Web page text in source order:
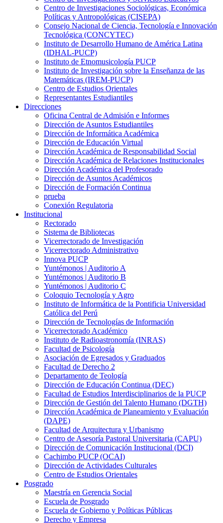
Centro de Investigaciones Sociológicas, Económica
Políticas y Antropológicas (CISEPA)
Consejo Nacional de Ciencia, Tecnología e Innovación
Tecnológica (CONCYTEC)
Instituto de Desarrollo Humano de América Latina
(IDHAL-PUCP)
Instituto de Etnomusicología PUCP
Instituto de Investigación sobre la Enseñanza de las
Matemáticas (IREM-PUCP)
Centro de Estudios Orientales
Representantes Estudiantiles
Direcciones
Oficina Central de Admisión e Informes
Dirección de Asuntos Estudiantiles
Dirección de Informática Académica
Dirección de Educación Virtual
Dirección Académica de Responsabilidad Social
Dirección Académica de Relaciones Institucionales
Dirección Académica del Profesorado
Dirección de Asuntos Académicos
Dirección de Formación Continua
prueba
Conexión Regulatoria
Institucional
Rectorado
Sistema de Bibliotecas
Vicerrectorado de Investigación
Vicerrectorado Administrativo
Innova PUCP
Yuntémonos | Auditorio A
Yuntémonos | Auditorio B
Yuntémonos | Auditorio C
Coloquio Tecnología y Agro
Instituto de Informática de la Pontificia Universidad
Católica del Perú
Dirección de Tecnologías de Información
Vicerrectorado Académico
Instituto de Radioastronomía (INRAS)
Facultad de Psicología
Asociación de Egresados y Graduados
Facultad de Derecho 2
Departamento de Teología
Dirección de Educación Continua (DEC)
Facultad de Estudios Interdisciplinarios de la PUCP
Dirección de Gestión del Talento Humano (DGTH)
Dirección Académica de Planeamiento y Evaluación
(DAPE)
Facultad de Arquitectura y Urbanismo
Centro de Asesoría Pastoral Universitaria (CAPU)
Dirección de Comunicación Institucional (DCI)
Cachimbo PUCP (OCAI)
Dirección de Actividades Culturales
Centro de Estudios Orientales
Posgrado
Maestría en Gerencia Social
Escuela de Posgrado
Escuela de Gobierno y Políticas Públicas
Derecho y Empresa